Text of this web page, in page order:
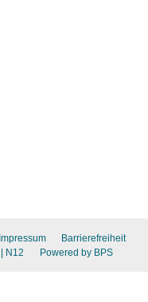
Impressum
Barrierefreiheit
| N12 Powered by BPS